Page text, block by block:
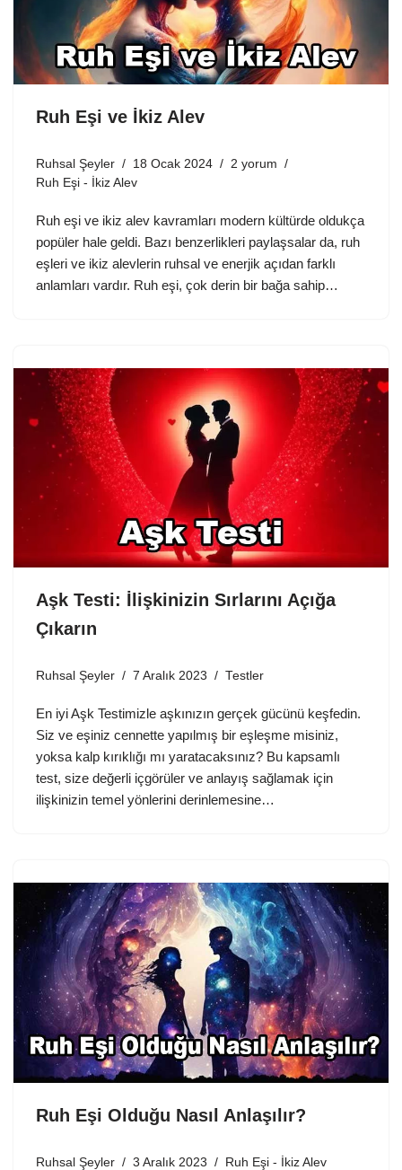
Ruh Eşi ve İkiz Alev
Ruhsal Şeyler 18 Ocak 2024
2 yorum
Ruh Eşi - İkiz Alev
Ruh eşi ve ikiz alev kavramları modern kültürde oldukça
popüler hale geldi. Bazı benzerlikleri paylaşsalar da, ruh
eşleri ve ikiz alevlerin ruhsal ve enerjik açıdan farklı
anlamları vardır. Ruh eşi, çok derin bir bağa sahip…
Aşk Testi: İlişkinizin Sırlarını Açığa
Çıkarın
Ruhsal Şeyler 7 Aralık 2023 Testler
En iyi Aşk Testimizle aşkınızın gerçek gücünü keşfedin.
Siz ve eşiniz cennette yapılmış bir eşleşme misiniz,
yoksa kalp kırıklığı mı yaratacaksınız? Bu kapsamlı
test, size değerli içgörüler ve anlayış sağlamak için
ilişkinizin temel yönlerini derinlemesine…
Ruh Eşi Olduğu Nasıl Anlaşılır?
Ruhsal Şeyler 3 Aralık 2023 Ruh Eşi - İkiz Alev